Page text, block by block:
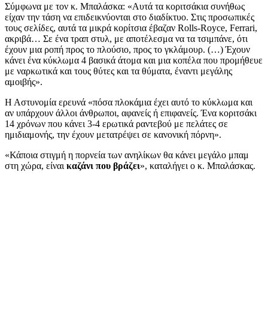
Σύμφωνα με τον κ. Μπαλάσκα: «Αυτά τα κοριτσάκια συνήθως
είχαν την τάση να επιδεικνύονται στο διαδίκτυο. Στις προσωπικές
τους σελίδες, αυτά τα μικρά κορίτσια έβαζαν Rolls-Royce, Ferrari,
ακριβά… Σε ένα τραπ στυλ, με αποτέλεσμα να τα τσιμπάνε, ότι
έχουν μια ροπή προς το πλούσιο, προς το γκλάμουρ. (…) Έχουν
κάνει ένα κύκλωμα 4 βασικά άτομα και μια κοπέλα που προμήθευε
με ναρκωτικά και τους θύτες και τα θύματα, έναντι μεγάλης
αμοιβής».
Η Αστυνομία ερευνά «πόσα πλοκάμια έχει αυτό το κύκλωμα και
αν υπάρχουν άλλοι άνθρωποι, αφανείς ή επιφανείς. Ένα κοριτσάκι
14 χρόνων που κάνει 3-4 ερωτικά ραντεβού με πελάτες σε
ημιδιαμονής, την έχουν μετατρέψει σε κανονική πόρνη».
«Κάποια στιγμή η πορνεία των ανηλίκων θα κάνει μεγάλο μπαμ
στη χώρα, είναι καζάνι που βράζει», καταλήγει ο κ. Μπαλάσκας.